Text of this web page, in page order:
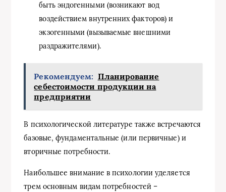
быть эндогенными (возникают вод
воздействием внутренних факторов) и
экзогенными (вызываемые внешними
раздражителями).
Рекомендуем: Планирование
себестоимости продукции на
предприятии
В психологической литературе также встречаются
базовые, фундаментальные (или первичные) и
вторичные потребности.
Наибольшее внимание в психологии уделяется
трем основным видам потребностей –